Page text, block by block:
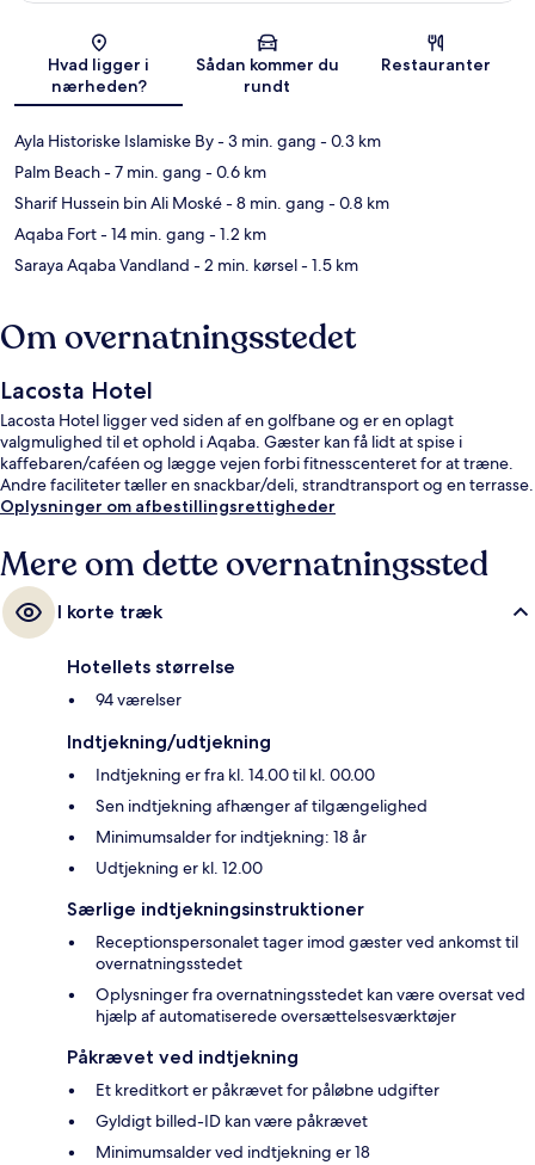
Kort
Hvad ligger i
nærheden?
Sådan kommer du
rundt
Restauranter
Ayla Historiske Islamiske By- 3 min. gang - 0.3 km
Palm Beach- 7 min. gang - 0.6 km
Sharif Hussein bin Ali Moské- 8 min. gang - 0.8 km
Aqaba Fort- 14 min. gang - 1.2 km
Saraya Aqaba Vandland - 2 min. kørsel- 1.5 km
Om overnatningsstedet
Lacosta Hotel
Lacosta Hotel ligger ved siden af en golfbane og er en oplagt
valgmulighed til et ophold i Aqaba. Gæster kan få lidt at spise i
kaffebaren/caféen og lægge vejen forbi fitnesscenteret for at træne.
Andre faciliteter tæller en snackbar/deli, strandtransport og en terrasse.
Oplysninger om afbestillingsrettigheder
Mere om dette overnatningssted
I korte træk
Hotellets størrelse
94 værelser
Indtjekning/udtjekning
Indtjekning er fra kl. 14.00 til kl. 00.00
Sen indtjekning afhænger af tilgængelighed
Minimumsalder for indtjekning: 18 år
Udtjekning er kl. 12.00
Særlige indtjekningsinstruktioner
Receptionspersonalet tager imod gæster ved ankomst til
overnatningsstedet
Oplysninger fra overnatningsstedet kan være oversat ved
hjælp af automatiserede oversættelsesværktøjer
Påkrævet ved indtjekning
Et kreditkort er påkrævet for påløbne udgifter
Gyldigt billed-ID kan være påkrævet
Minimumsalder ved indtjekning er 18